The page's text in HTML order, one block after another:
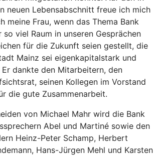
neuen Lebensabschnitt freue ich mich
meine Frau, wenn das Thema Bank
viel Raum in unseren Gesprächen
für die Zukunft seien gestellt, die
Mainz sei eigenkapitalstark und
dankte den Mitarbeitern, den
seinen Kollegen im Vorstand
die gute Zusammenarbeit.
von Michael Mahr wird die Bank
Abel und Martiné sowie den
Heinz-Peter Schamp, Herbert
Hans-Jürgen Mehl und Karsten